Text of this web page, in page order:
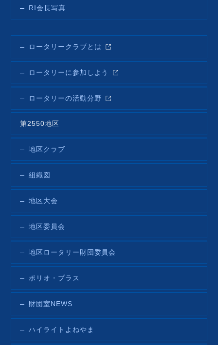
RI会長写真
ロータリークラブとは
ロータリーに参加しよう
ロータリーの活動分野
第2550地区
地区クラブ
組織図
地区大会
地区委員会
地区ロータリー財団委員会
ポリオ・プラス
財団室NEWS
ハイライトよねやま